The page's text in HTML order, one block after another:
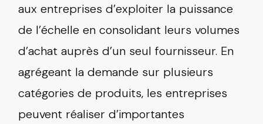
aux entreprises d’exploiter la puissance
de l’échelle en consolidant leurs volumes
d’achat auprès d’un seul fournisseur. En
agrégeant la demande sur plusieurs
catégories de produits, les entreprises
peuvent réaliser d’importantes